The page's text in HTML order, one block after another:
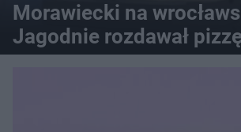
Morawiecki na
Jagodnie rozdawał